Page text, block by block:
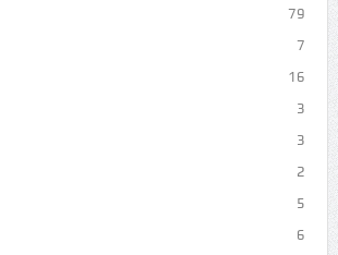
79
7
16
3
3
2
5
6